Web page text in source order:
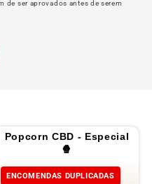
de ser aprovados antes de serem
Popcorn CBD - Especial
🍿
ENCOMENDAS DUPLICADAS